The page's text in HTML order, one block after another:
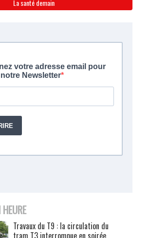
La santé demain
Travaux du T9 : la circulation du
tram T3 interrompue en soirée